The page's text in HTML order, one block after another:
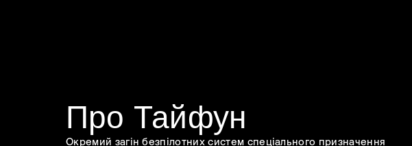
Про Тайфун
Окремий загін безпілотних систем спеціального призначення